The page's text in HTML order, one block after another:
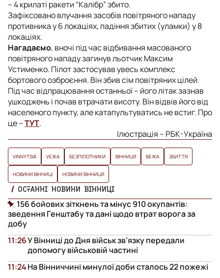
– 4 крилаті ракети “Калібр” збито.
Зафіксовано влучання засобів повітряного нападу
противника у 6 локаціях, падіння збитих (уламки) у 8
локаціях.
Нагадаємо, вночі під час відбивання масованого
повітряного нападу загинув льотчик Максим
Устименко. Пілот застосував увесь комплекс
бортового озброєння. Він збив сім повітряних цілей.
Під час відпрацювання останньої – його літак зазнав
ушкоджень і почав втрачати висоту. Він відвів його від
населеного пункту, але катапультуватись не встиг. Про
це –ТУТ.
Ілюстрація – РБК-Україна
VINNYTSIA VЕЖА БЕЗПІЛОТНИКИ ВІННИЦЯ ВЕЖА ЗБИТТЯ
НОВИНИ ВІННИЦІ НОВИНИ ВІННИЦЯ
ОСТАННІ НОВИНИ ВІННИЦІ
156 бойових зіткнень та мінус 910 окупантів:
зведення Генштабу та дані щодо втрат ворога за
добу
У Вінниці до Дня військ зв’язку передали
допомогу військовій частині
11:26
На Вінниччині минулої доби сталось 22 пожежі
11:24